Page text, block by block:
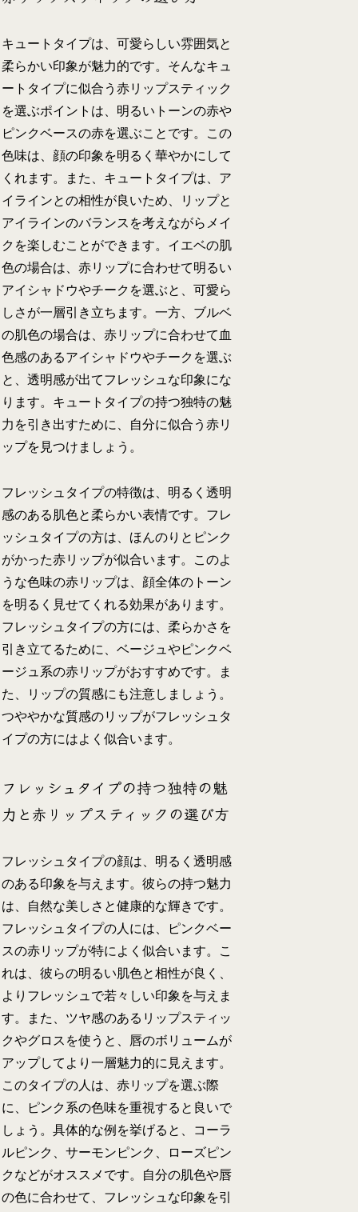
キュートタイプは、可愛らしい雰囲気と
柔らかい印象が魅力的です。そんなキュ
ートタイプに似合う赤リップスティック
を選ぶポイントは、明るいトーンの赤や
ピンクベースの赤を選ぶことです。この
色味は、顔の印象を明るく華やかにして
くれます。また、キュートタイプは、ア
イラインとの相性が良いため、リップと
アイラインのバランスを考えながらメイ
クを楽しむことができます。イエベの肌
色の場合は、赤リップに合わせて明るい
アイシャドウやチークを選ぶと、可愛ら
しさが一層引き立ちます。一方、ブルベ
の肌色の場合は、赤リップに合わせて血
色感のあるアイシャドウやチークを選ぶ
と、透明感が出てフレッシュな印象にな
ります。キュートタイプの持つ独特の魅
力を引き出すために、自分に似合う赤リ
ップを見つけましょう。
フレッシュタイプの特徴は、明るく透明
感のある肌色と柔らかい表情です。フレ
ッシュタイプの方は、ほんのりとピンク
がかった赤リップが似合います。このよ
うな色味の赤リップは、顔全体のトーン
を明るく見せてくれる効果があります。
フレッシュタイプの方には、柔らかさを
引き立てるために、ベージュやピンクベ
ージュ系の赤リップがおすすめです。ま
た、リップの質感にも注意しましょう。
つややかな質感のリップがフレッシュタ
イプの方にはよく似合います。
フレッシュタイプの持つ独特の魅
力と赤リップスティックの選び方
フレッシュタイプの顔は、明るく透明感
のある印象を与えます。彼らの持つ魅力
は、自然な美しさと健康的な輝きです。
フレッシュタイプの人には、ピンクベー
スの赤リップが特によく似合います。こ
れは、彼らの明るい肌色と相性が良く、
よりフレッシュで若々しい印象を与えま
す。また、ツヤ感のあるリップスティッ
クやグロスを使うと、唇のボリュームが
アップしてより一層魅力的に見えます。
このタイプの人は、赤リップを選ぶ際
に、ピンク系の色味を重視すると良いで
しょう。具体的な例を挙げると、コーラ
ルピンク、サーモンピンク、ローズピン
クなどがオススメです。自分の肌色や唇
の色に合わせて、フレッシュな印象を引